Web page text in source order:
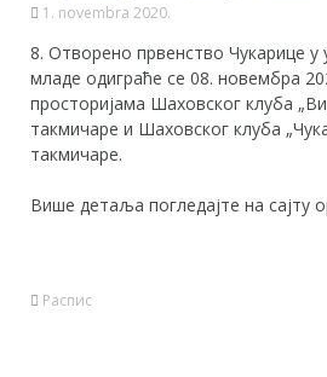
1. novembra 2020.
8. Отворено првенство Чукарице у
младе одиграће се 08. новембра
просторијама Шаховског клуба
такмичаре и Шаховског клуба
такмичаре.
Више детаља погледајте на сајту
Распис